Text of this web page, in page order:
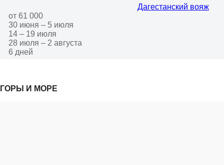
Дагестанский вояж
от 61 000
30 июня – 5 июля
14 – 19 июля
28 июля – 2 августа
6 дней
ГОРЫ И МОРЕ